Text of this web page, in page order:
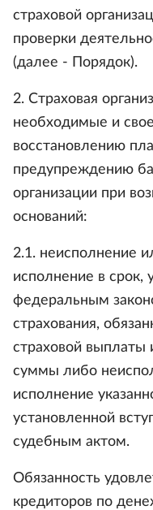
страховой
проверки
(далее - Порядок).
2. Страховая
необходимые и
восстановлению
предупреждению
организации при
оснований:
2.1. неисполнение
исполнение в срок,
федеральным
страхования,
страховой выплаты
суммы либо
исполнение
установленной
судебным актом.
Обязанность
кредиторов по